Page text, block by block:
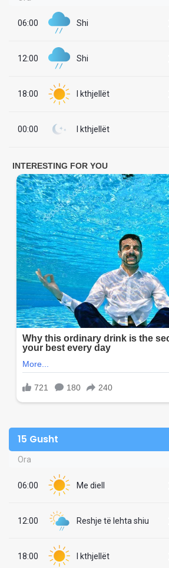
06:00 Shi
12:00 Shi
18:00 I kthjellët
00:00 I kthjellët
15 Gusht
Ora
06:00 Me diell
12:00 Reshje të lehta shiu
18:00 I kthjellët